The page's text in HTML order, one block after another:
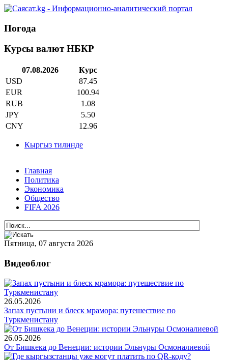
Погода
Курсы валют НБКР
07.08.2026
Курс
USD
87.45
EUR
100.94
RUB
1.08
JPY
5.50
CNY
12.96
Кыргыз тилинде
Главная
Политика
Экономика
Общество
FIFA 2026
Пятница, 07 августа 2026
Видеоблог
26.05.2026
Запах пустыни и блеск мрамора: путешествие по
Туркменистану
26.05.2026
От Бишкека до Венеции: истории Эльнуры Осмоналиевой